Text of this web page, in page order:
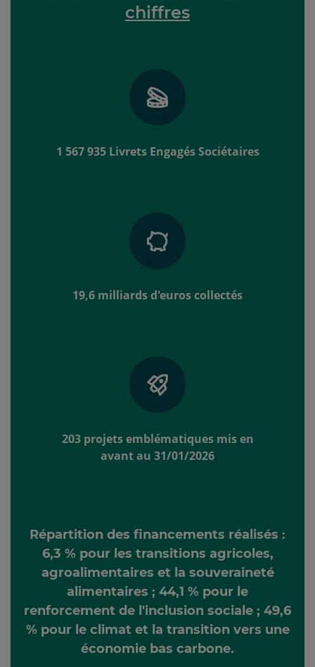
chiffres
1 567 935 Livrets Engagés Sociétaires
19,6 milliards d'euros collectés
203 projets emblématiques mis en
avant au 31/01/2026
Répartition des financements réalisés :
6,3 % pour les transitions agricoles,
agroalimentaires et la souveraineté
alimentaires ; 44,1 % pour le
renforcement de l'inclusion sociale ; 49,6
% pour le climat et la transition vers une
économie bas carbone.